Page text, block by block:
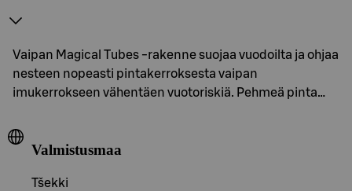
Vaipan Magical Tubes -rakenne suojaa vuodoilta ja ohjaa
nesteen nopeasti pintakerroksesta vaipan
imukerrokseen vähentäen vuotoriskiä. Pehmeä pinta…
Valmistusmaa
Tšekki